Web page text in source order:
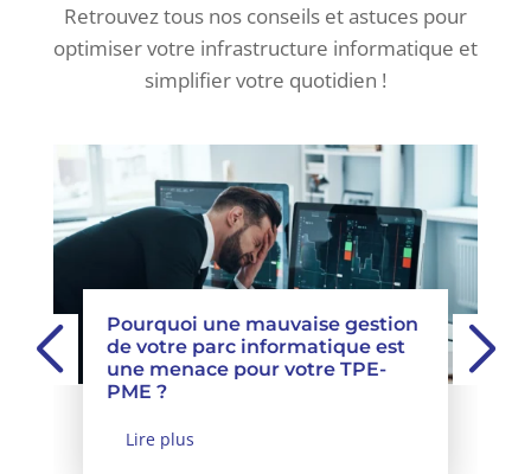
Retrouvez tous nos conseils et astuces pour
optimiser votre infrastructure informatique et
simplifier votre quotidien !
Pourquoi une mauvaise gestion
de votre parc informatique est
une menace pour votre TPE-
PME ?
Lire plus